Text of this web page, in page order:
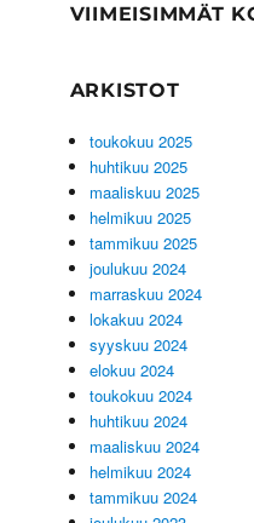
VIIMEISIMMÄT
ARKISTOT
toukokuu 2025
huhtikuu 2025
maaliskuu 2025
helmikuu 2025
tammikuu 2025
joulukuu 2024
marraskuu 2024
lokakuu 2024
syyskuu 2024
elokuu 2024
toukokuu 2024
huhtikuu 2024
maaliskuu 2024
helmikuu 2024
tammikuu 2024